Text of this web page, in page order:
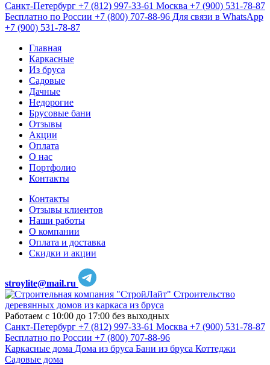
Санкт-Петербург +7 (812) 997-33-61 Москва +7 (900) 531-78-87
Бесплатно по России +7 (800) 707-88-96 Для связи в WhatsApp
+7 (900) 531-78-87
Главная
Каркасные
Из бруса
Садовые
Дачные
Недорогие
Брусовые бани
Отзывы
Акции
Оплата
О нас
Портфолио
Контакты
Контакты
Отзывы клиентов
Наши работы
О компании
Оплата и доставка
Скидки и акции
stroylite@mail.ru
Строительство
деревянных домов из каркаса из бруса
Работаем с 10:00 до 17:00 без выходных
Санкт-Петербург +7 (812) 997-33-61 Москва +7 (900) 531-78-87
Бесплатно по России +7 (800) 707-88-96
Каркасные дома Дома из бруса Бани из бруса Коттеджи
Садовые дома